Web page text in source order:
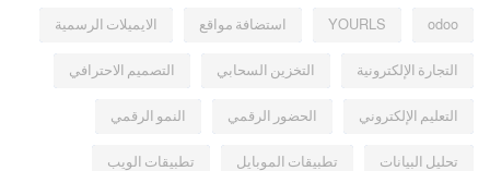
odoo
YOURLS استضافة مواقع الايميلات الرسمية
التجارة الإلكترونية التخزين السحابي التصميم الاحترافي
التعليم الإلكتروني الحضور الرقمي النمو الرقمي
تحليل البيانات تطبيقات الموبايل تطبيقات الويب